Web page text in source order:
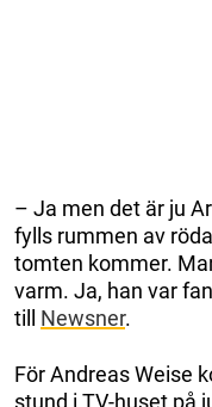
– Ja men det är ju
fylls rummen av
tomten kommer.
varm. Ja, han var
till Newsner.
För Andreas Weise